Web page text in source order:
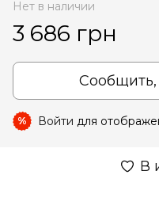
Нет в наличии
3 686 грн
Сообщить,
% Войти для
В